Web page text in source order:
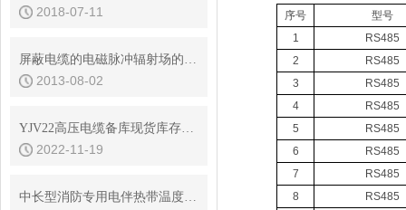
2018-07-11
屏蔽电缆的电磁脉冲辐射场的耦合特性
2013-08-02
YJV22高压电缆备库现货库存查询
2022-11-19
中长型消防专用电伴热带温度范围及防护等级
序号
型号
1
RS485
2
RS485
3
RS485
4
RS485
5
RS485
6
RS485
7
RS485
8
RS485